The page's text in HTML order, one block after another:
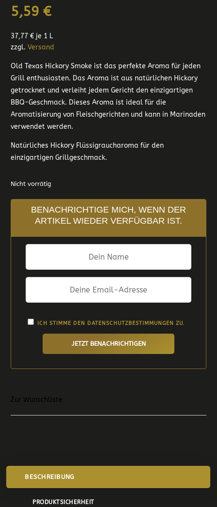
5,59€
37,77€ je 1 L
zzgl.Versand
Old Texas Hickory Smoke ist das perfekte Aroma für jeden
Grill enthusiasten. Das Aroma ist aus natürlichen Hickory
getrocknet und verleiht jedem Gericht den einzigartigen
BBQ-Geschmack. Dieses Aroma ist ideal für die
Aromatisierung von Fleischgerichten und kann in Marinaden
verwendet werden.
Natürliches Hickory Flüssigraucharoma für den
einzigartigen Grillgeschmack.
Nicht vorrätig
BENACHRICHTIGE MICH, WENN DER
ARTIKEL WIEDER VERFÜGBAR IST.
ICH STIMME DEN DATENSCHUTZBESTIMMUNGEN ZU.
JETZT BENACHRICHTIGEN
Zur Wunschliste
BESCHREIBUNG
PRODUKTSICHERHEIT